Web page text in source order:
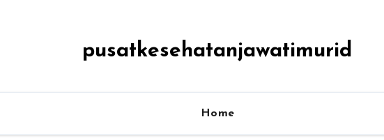
pusatkesehatanjawatimurid
Home